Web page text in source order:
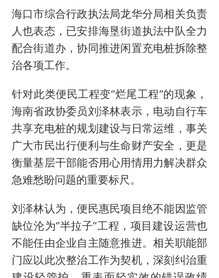
海口市综合行政执法局龙华分局相关负责
人也表态，已安排海垦街道执法中队全力
配合街道办，协同推进闲置充电桩拆除整
治各项工作。
针对此类便民工程变“烂尾工程”的现象，
海南省政协委员刘泽林表示，电动自行车
共享充电桩的规划建设与日常运维，事关
广大市民出行便利与生命财产安全，更是
衡量基层干部能否用心用情用力解决群众
急难愁盼问题的重要标尺。
刘泽林认为，便民惠民项目绝不能因监管
缺位沦为“半拉子”工程，项目建设运营也
不能任由企业自主随意推进。相关职能部
门应以此次整治工作为契机，深刻纠治重